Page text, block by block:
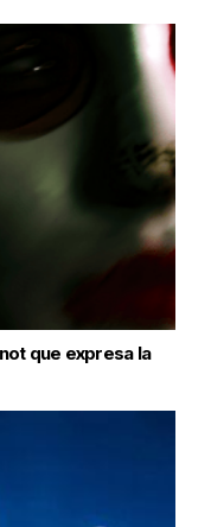
que expresa la